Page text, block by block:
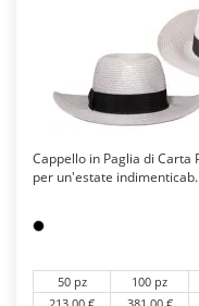
Cappello in Paglia di Carta
per un'estate
50 pz 100 pz
213,00 €
381,00 €